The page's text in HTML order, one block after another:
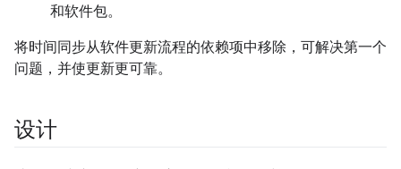
和软件包。
将时间同步从软件更新流程的依赖项中移除，可解决第一个
问题，并使更新更可靠。
设计